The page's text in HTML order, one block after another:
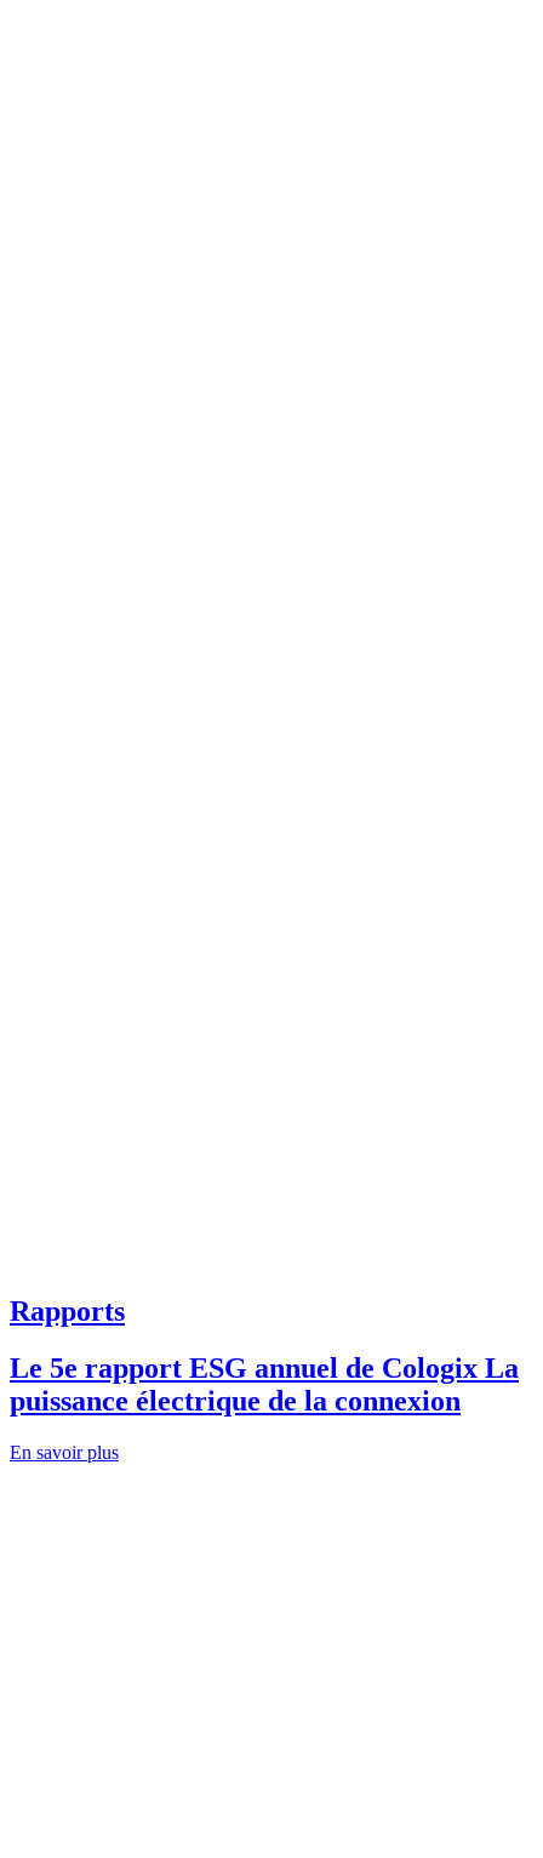
Rapports
Le 5e rapport ESG annuel de Cologix La
puissance électrique de la connexion
En savoir plus